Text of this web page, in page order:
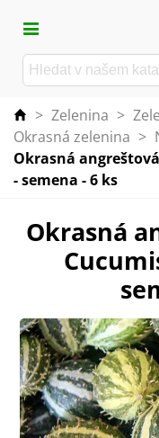
> Zelenina >
Okrasná zelenina >
Okrasná
- semena - 6 ks
Okrasná